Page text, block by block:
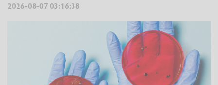
2026-08-07 03:16:38